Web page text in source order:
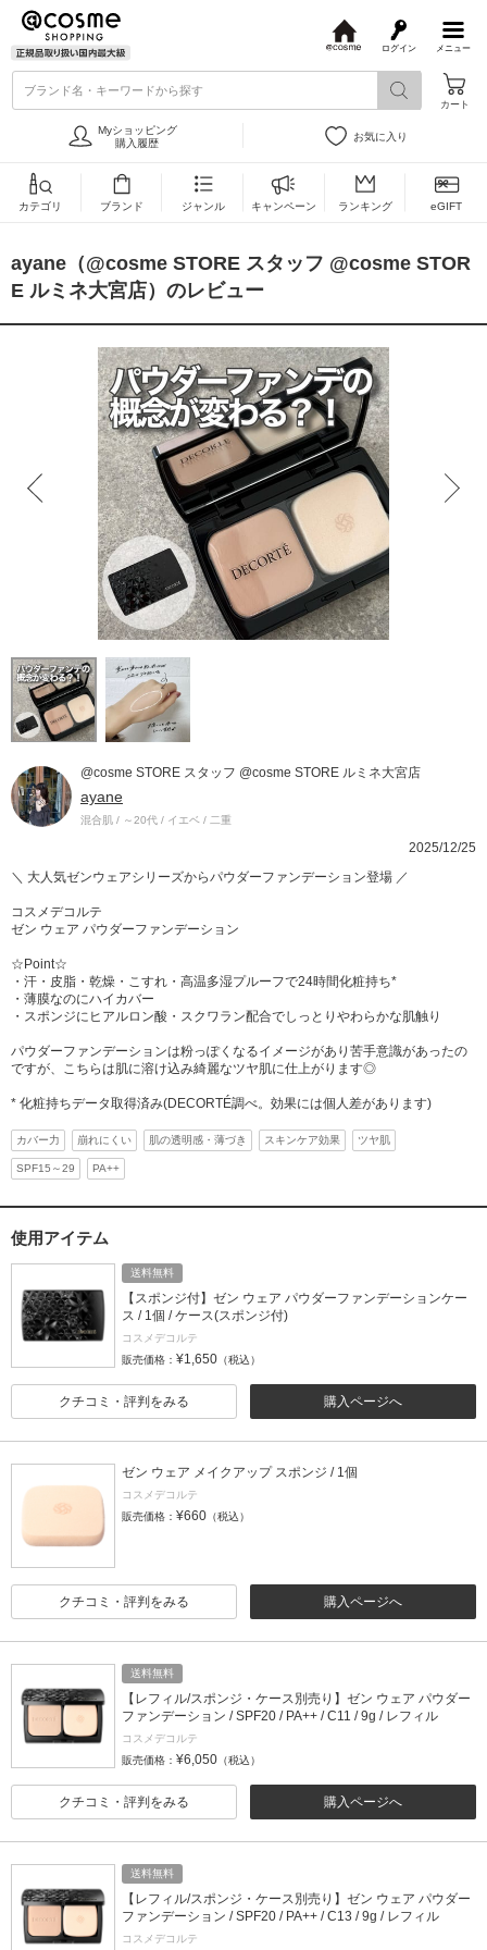
メニュー
ログイン
s
ブランド名・キーワードから探す
カート
Myショッピング
購入履歴
お気に入り
カテゴリ ブランド ジャンル キャンペーン ランキング eGIFT
ayane（@cosme STORE スタッフ @cosme STOR
E ルミネ大宮店）のレビュー
@cosme STORE スタッフ @cosme STORE ルミネ大宮店
ayane
混合肌 / ～20代 / イエベ / 二重
2025/12/25
＼ 大人気ゼンウェアシリーズからパウダーファンデーション登場 ／
コスメデコルテ
ゼン ウェア パウダーファンデーション
☆Point☆
・汗・皮脂・乾燥・こすれ・高温多湿プルーフで24時間化粧持ち*
・薄膜なのにハイカバー
・スポンジにヒアルロン酸・スクワラン配合でしっとりやわらかな肌触り
パウダーファンデーションは粉っぽくなるイメージがあり苦手意識があったの
ですが、こちらは肌に溶け込み綺麗なツヤ肌に仕上がります◎
* 化粧持ちデータ取得済み(DECORTÉ調べ。効果には個人差があります)
カバー力 崩れにくい 肌の透明感・薄づき スキンケア効果 ツヤ肌
SPF15～29 PA++
使用アイテム
送料無料
【スポンジ付】ゼン ウェア パウダーファンデーションケー
ス / 1個 / ケース(スポンジ付)
コスメデコルテ
販売価格： ¥1,650 （税込）
購入ページへ
クチコミ・評判をみる
ゼン ウェア メイクアップ スポンジ / 1個
コスメデコルテ
販売価格： ¥660 （税込）
購入ページへ
クチコミ・評判をみる
送料無料
【レフィル/スポンジ・ケース別売り】ゼン ウェア パウダー
ファンデーション / SPF20 / PA++ / C11 / 9g / レフィル
コスメデコルテ
販売価格： ¥6,050 （税込）
購入ページへ
クチコミ・評判をみる
送料無料
【レフィル/スポンジ・ケース別売り】ゼン ウェア パウダー
ファンデーション / SPF20 / PA++ / C13 / 9g / レフィル
コスメデコルテ